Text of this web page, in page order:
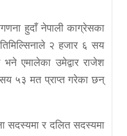
हुदाँ नेपाली काग्रेसका
तिमिल्सिनाले २ हजार ६ सय
एमालेका उमेद्वार राजेश
५३ मत प्राप्त गरेका छन्
सदस्यमा र दलित सदस्यमा